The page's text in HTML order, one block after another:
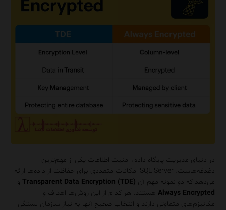
در دنیای مدیریت پایگاه داده، امنیت اطلاعات یکی از مهم‌ترین
دغدغه‌هاست. SQL Server امکانات متعددی برای حفاظت از داده‌ها ارائه
می‌دهد که دو نمونه مهم آن Transparent Data Encryption (TDE) و
Always Encrypted هستند. هر کدام از این روش‌ها اهداف و
مکانیزم‌های متفاوتی دارند و انتخاب صحیح آنها به نیاز سازمان بستگی